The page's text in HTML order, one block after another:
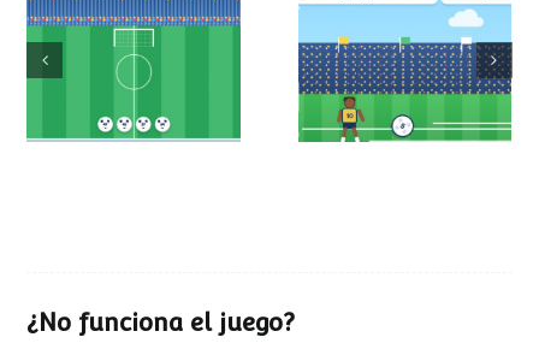
Mundial de
operaciones
Partido de sumas
¿No funciona el juego?